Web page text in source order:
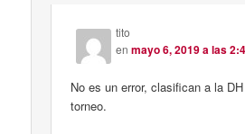
tito
enmayo 6, 2019 a las
No es un error, clasifican a la
torneo.